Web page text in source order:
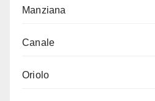
Manziana
Canale
Oriolo